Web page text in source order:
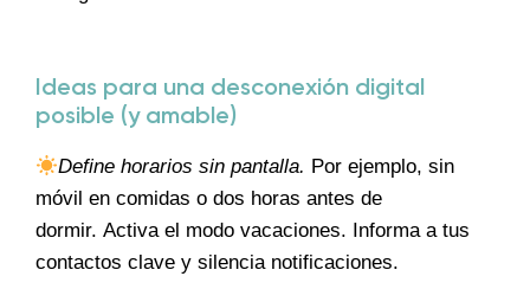
Ideas para una desconexión digital
posible (y amable)
Define horarios sin pantalla. Por ejemplo, sin
móvil en comidas o dos horas antes de
dormir. Activa el modo vacaciones. Informa a tus
contactos clave y silencia notificaciones.